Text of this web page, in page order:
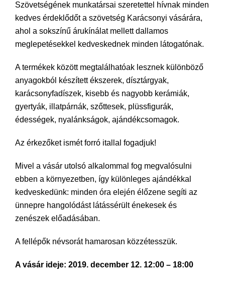
Szövetségének munkatársai szeretettel hívnak minden
kedves érdeklődőt a szövetség Karácsonyi vásárára,
ahol a sokszínű árukínálat mellett dallamos
meglepetésekkel kedveskednek minden látogatónak.
A termékek között megtalálhatóak lesznek különböző
anyagokból készített ékszerek, dísztárgyak,
karácsonyfadíszek, kisebb és nagyobb kerámiák,
gyertyák, illatpárnák, szőttesek, plüssfigurák,
édességek, nyalánkságok, ajándékcsomagok.
Az érkezőket ismét forró itallal fogadjuk!
Mivel a vásár utolsó alkalommal fog megvalósulni
ebben a környezetben, így különleges ajándékkal
kedveskedünk: minden óra elején élőzene segíti az
ünnepre hangolódást látássérült énekesek és
zenészek előadásában.
A fellépők névsorát hamarosan közzétesszük.
A vásár ideje: 2019. december 12. 12:00 – 18:00